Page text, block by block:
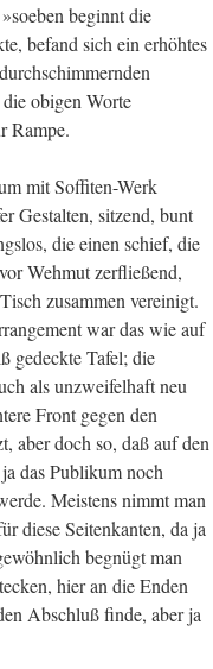
beginnt die
befand sich ein erhöhtes
obigen Worte
Rampe.
mit Soffiten-Werk
Gestalten, sitzend, bunt
die einen schief, die
Wehmut zerfließend,
zusammen vereinigt.
war das wie auf
gedeckte Tafel; die
als unzweifelhaft neu
Front gegen den
aber doch so, daß auf den
das Publikum noch
Meistens nimmt man
diese Seitenkanten, da ja
begnügt man
hier an die Enden
Abschluß finde, aber ja